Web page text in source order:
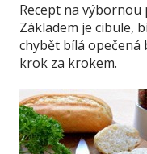
Recept na výbornou
Základem je cibule,
chybět bílá opečená
krok za krokem.